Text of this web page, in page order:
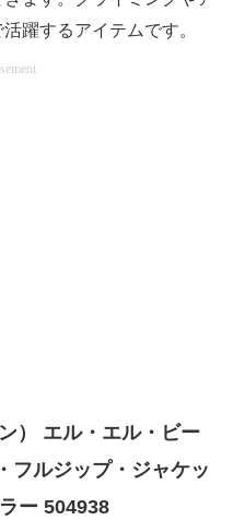
躍するアイテムです。
） エル・エル・ビー
フルジップ・ジャケッ
ー 504938